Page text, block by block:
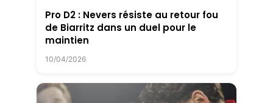
Pro D2 : Nevers résiste au retour fou
de Biarritz dans un duel pour le
maintien
10/04/2026